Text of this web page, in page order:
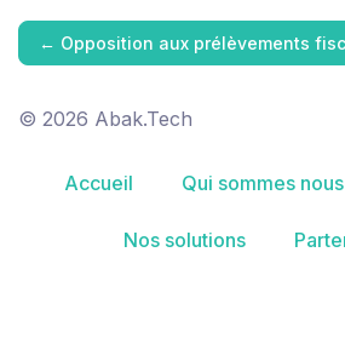
← Opposition aux prélèvements
© 2026 Abak.Tech
Accueil Qui sommes
Nos solutions